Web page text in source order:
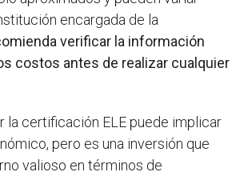
encargada de la
verificar la información
costos antes de realizar cualquier
la certificación ELE puede implicar
pero es una inversión que
valioso en términos de